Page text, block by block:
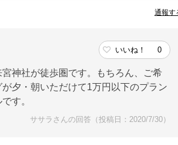
通報す
いいね！ 0
神社が徒歩圏です。もちろん、ご希
夕・朝いただけて1万円以下のプラン
す。
ササラさんの回答（投稿日：2020/7/30）